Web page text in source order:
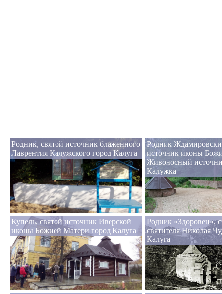
Родник, святой источник блаженного
Лаврентия Калужского город Калуга
Родник
источник иконы
Живоносный
Калужка
Купель, святой источник Иверской
иконы Божией Матери город Калуга
Родник «Здоровец»,
святителя Николая
Калуга